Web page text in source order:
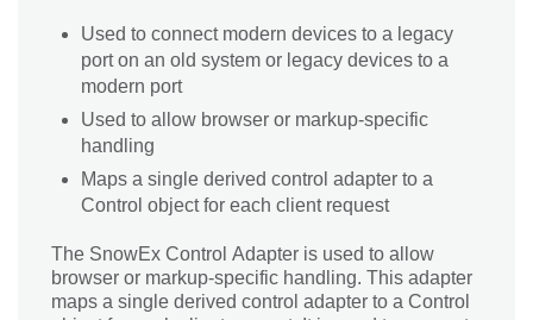
Used to connect modern devices to a legacy
port on an old system or legacy devices to a
modern port
Used to allow browser or markup-specific
handling
Maps a single derived control adapter to a
Control object for each client request
The SnowEx Control Adapter is used to allow
browser or markup-specific handling. This adapter
maps a single derived control adapter to a Control